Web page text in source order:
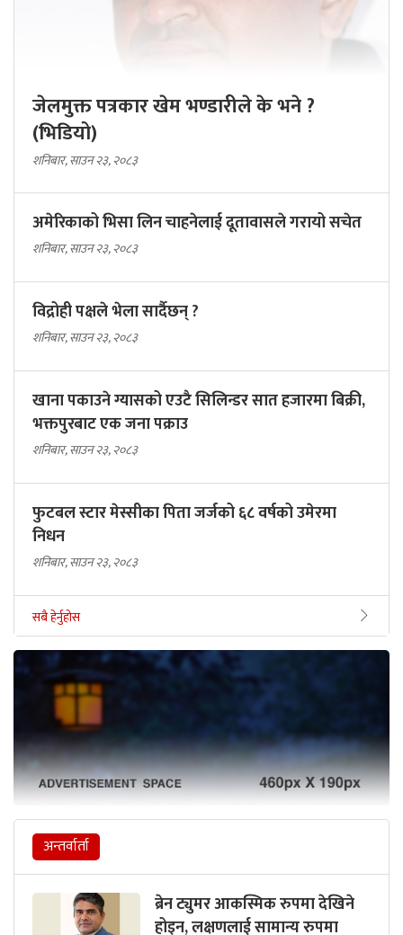
जेलमुक्त पत्रकार खेम भण्डारीले के भने ?
(भिडियो)
शनिबार, साउन २३, २०८३
अमेरिकाको भिसा लिन चाहनेलाई दूतावासले गरायो सचेत
शनिबार, साउन २३, २०८३
विद्रोही पक्षले भेला सार्दैछन् ?
शनिबार, साउन २३, २०८३
खाना पकाउने ग्यासको एउटै सिलिन्डर सात हजारमा बिक्री,
भक्तपुरबाट एक जना पक्राउ
शनिबार, साउन २३, २०८३
फुटबल स्टार मेस्सीका पिता जर्जको ६८ वर्षको उमेरमा
निधन
शनिबार, साउन २३, २०८३
सबै हेर्नुहोस
अन्तर्वार्ता
ब्रेन ट्युमर आकस्मिक रुपमा देखिने
होइन, लक्षणलाई सामान्य रुपमा